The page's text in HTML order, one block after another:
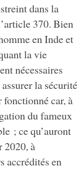
dans la
370. Bien
en Inde et
la vie
nécessaires
la sécurité
car, à
du fameux
; ce qu’auront
2020, à
accrédités en